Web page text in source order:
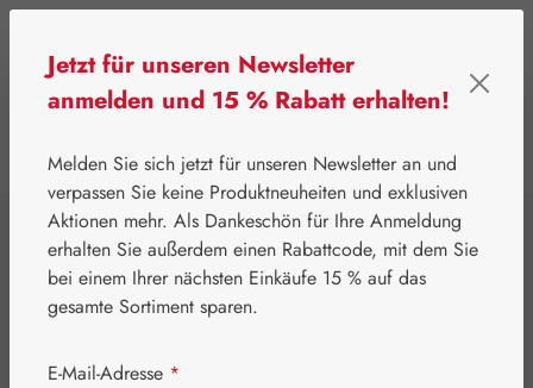
⌂ Leitner Lifecare
Blütenessenzen
Australian Bush Flowers Essences®
Sexualitay Essence
Jetzt für unseren Newsletter
anmelden und 15 % Rabatt erhalten!
Melden Sie sich jetzt für unseren Newsletter an und
verpassen Sie keine Produktneuheiten und exklusiven
Aktionen mehr. Als Dankeschön für Ihre Anmeldung
erhalten Sie außerdem einen Rabattcode, mit dem Sie
bei einem Ihrer nächsten Einkäufe 15 % auf das
gesamte Sortiment sparen.
E-Mail-Adresse *